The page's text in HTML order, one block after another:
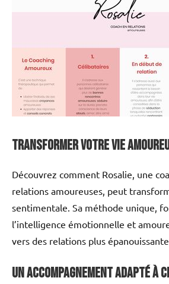
Transformer votre vie
Découvrez comment Rosalie, une
relations amoureuses, peut
sentimentale. Sa méthode unique,
l’intelligence émotionnelle et
vers des relations plus
Un accompagnement adapté à